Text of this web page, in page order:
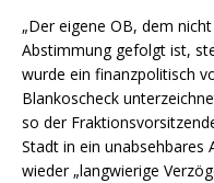
„Der eigene OB, dem
Abstimmung gefolgt ist,
wurde ein finanzpolitisch
Blankoscheck
so der
Stadt in ein unabsehbares
wieder „langwierige